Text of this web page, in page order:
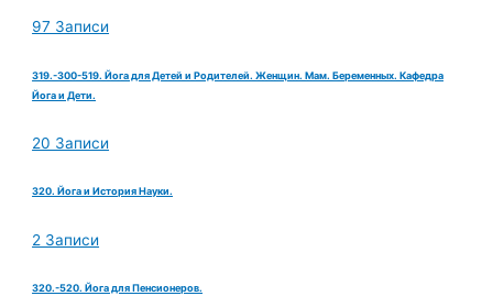
97 Записи
319.-300-519. Йога для Детей и Родителей. Женщин. Мам. Беременных. Кафедра
Йога и Дети.
20 Записи
320. Йога и История Науки.
2 Записи
320.-520. Йога для Пенсионеров.